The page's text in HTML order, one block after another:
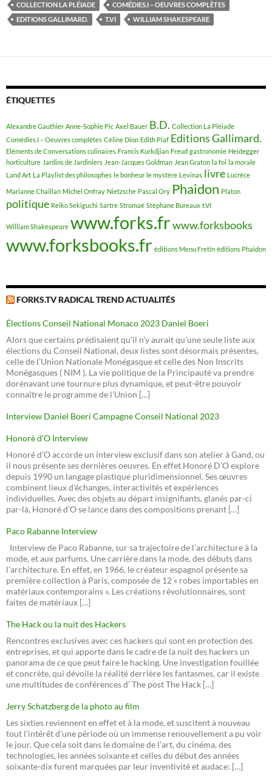
COLLECTION LA PLÉIADE
COMÉDIES.I – OEUVRES COMPLÈTES
EDITIONS GALLIMARD.
T.VI WILLIAM SHAKESPEARE
ÉTIQUETTES
Alexandre Gauthier Anne-Sophie Pic Axel Bauer B.D. Collection La Pléiade
Comédies.I – Oeuvres complètes Céline Dion Edith Piaf Editions Gallimard.
Eléments de Conversations culinaires Francis Kurkdjian Freud gastronomie Heidegger
horticulture Jardins de Jardiniers Jean-Jacques Goldman Jean Graton la foi la morale
Land Art La Playlist des philosophes le bonheur le mystère Levinas livre Lucrèce
Marianne Chaillan Michel Onfray Nietzsche Pascal Ory Phaidon Platon
politique Reiko Sekiguchi Sartre Stromaë Stéphane Bureaux t.VI
William Shakespeare www.forks.frwww.forksbooks
www.forksbooks.fr éditions Menu Fretin éditions Phaidon
FORKS.TV RADICAL TREND ACTUALITÉS
Élections Conseil National Monaco 2023 Daniel Boeri
Alors que certains prédisaient qu’il n’y aurait qu’une seule liste aux
élections du Conseil National, deux listes sont désormais présentes,
celle de l’Union Nationale Monégasque et celle des Non Inscrits
Monégasques ( NIM ). La vie politique de la Principauté va prendre
dorénavant une tournure plus dynamique, et peut-être pouvoir
connaître le programme de l’Union […]
Interview Daniel Boeri Campagne Conseil National 2023
Honorè d’O Interview
Honoré d’O accorde un interview exclusif dans son atelier à Gand, ou
il nous présente ses dernières oeuvres. En effet Honoré D’O explore
depuis 1990 un langage plastique pluridimensionnel. Ses œuvres
combinent lieux d’échanges, interactivités et expériences
individuelles. Avec des objets au départ insignifiants, glanés par-ci
par-là, Honoré d’O se lance dans des compositions prenant […]
Paco Rabanne Interview
Interview de Paco Rabanne, sur sa trajectoire de l’architecture à la
mode, et aux parfums. Une carrière dans la mode, des débuts dans
l’architecture. En effet, en 1966, le créateur espagnol présente sa
première collection à Paris, composée de 12 « robes importables en
matériaux contemporains ». Les créations révolutionnaires, sont
faites de matériaux […]
The Hack ou la nuit des Hackers
Rencontres exclusives avec ces hackers qui sont en protection des
entreprises, et qui apporte dans le cadre de la nuit des hackers un
panorama de ce que peut faire le hacking. Une investigation fouillée
et concrète, qui dévoile la réalité derrière les fantasmes, car il existe
une multitudes de conférences d’ The post The Hack […]
Jerry Schatzberg de la photo au film
Les sixties reviennent en effet et à la mode, et suscitent à nouveau
tout l’intérêt d’une période où un immense renouvellement a pu voir
le jour. Que cela soit dans le domaine de l’art, du cinéma, des
technologies, les années soixante et celles du début des années
soixante-dix furent marquées par leur inventivité et audace: […]